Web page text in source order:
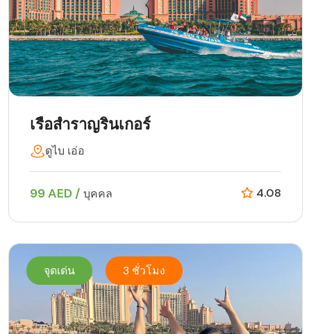
เรือสำราญรินเกอร์
ดูไบ เอ่อ
99 AED / บุคคล 4.08
จุดเด่น 3 ชั่วโมง